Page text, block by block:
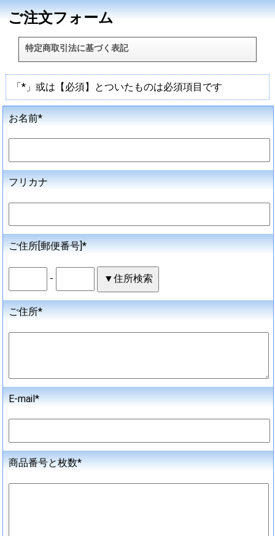
ご注文フォーム
特定商取引法に基づく表記
「*」或は【必須】とついたものは必須項目です
お名前*
フリカナ
ご住所[郵便番号]*
-
ご住所*
E-mail*
商品番号と枚数*